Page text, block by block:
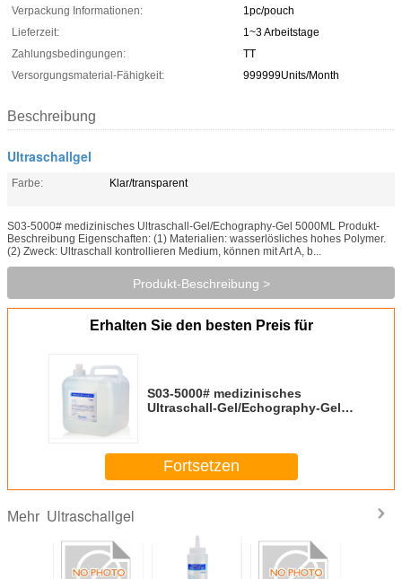
Verpackung Informationen:
1pc/pouch
Lieferzeit:
1~3 Arbeitstage
Zahlungsbedingungen:
TT
Versorgungsmaterial-Fähigkeit:
999999Units/Month
Beschreibung
Ultraschallgel
Farbe: Klar/transparent
S03-5000# medizinisches Ultraschall-Gel/Echography-Gel 5000ML Produkt-
Beschreibung Eigenschaften: (1) Materialien: wasserlösliches hohes Polymer.
(2) Zweck: Ultraschall kontrollieren Medium, können mit Art A, b...
Produkt-Beschreibung >
Erhalten Sie den besten Preis für
S03-5000# medizinisches
Ultraschall-Gel/Echography-Gel
Fortsetzen
Mehr Ultraschallgel